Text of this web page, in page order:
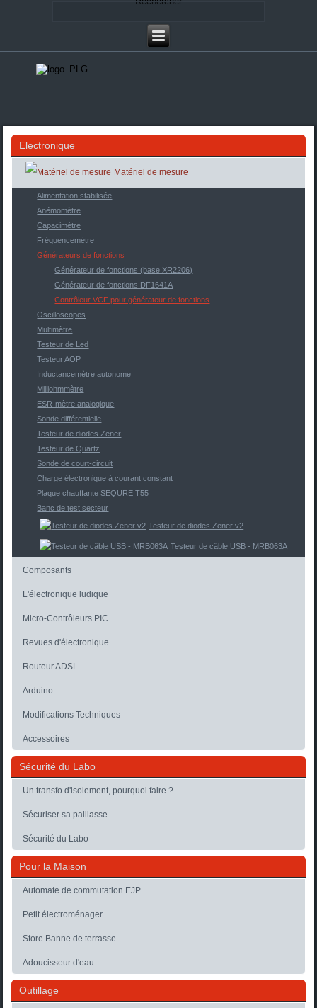
Electronique
Matériel de mesure
Alimentation stabilisée
Anémomètre
Capacimètre
Fréquencemètre
Générateurs de fonctions
Générateur de fonctions (base XR2206)
Générateur de fonctions DF1641A
Contrôleur VCF pour générateur de fonctions
Oscilloscopes
Multimètre
Testeur de Led
Testeur AOP
Inductancemètre autonome
Milliohmmètre
ESR-mètre analogique
Sonde différentielle
Testeur de diodes Zener
Testeur de Quartz
Sonde de court-circuit
Charge électronique à courant constant
Plaque chauffante SEQURE T55
Banc de test secteur
Testeur de diodes Zener v2
Testeur de câble USB - MRB063A
Composants
L'électronique ludique
Micro-Contrôleurs PIC
Revues d'électronique
Routeur ADSL
Arduino
Modifications Techniques
Accessoires
Sécurité du Labo
Un transfo d'isolement, pourquoi faire ?
Sécuriser sa paillasse
Sécurité du Labo
Pour la Maison
Automate de commutation EJP
Petit électroménager
Store Banne de terrasse
Adoucisseur d'eau
Outillage